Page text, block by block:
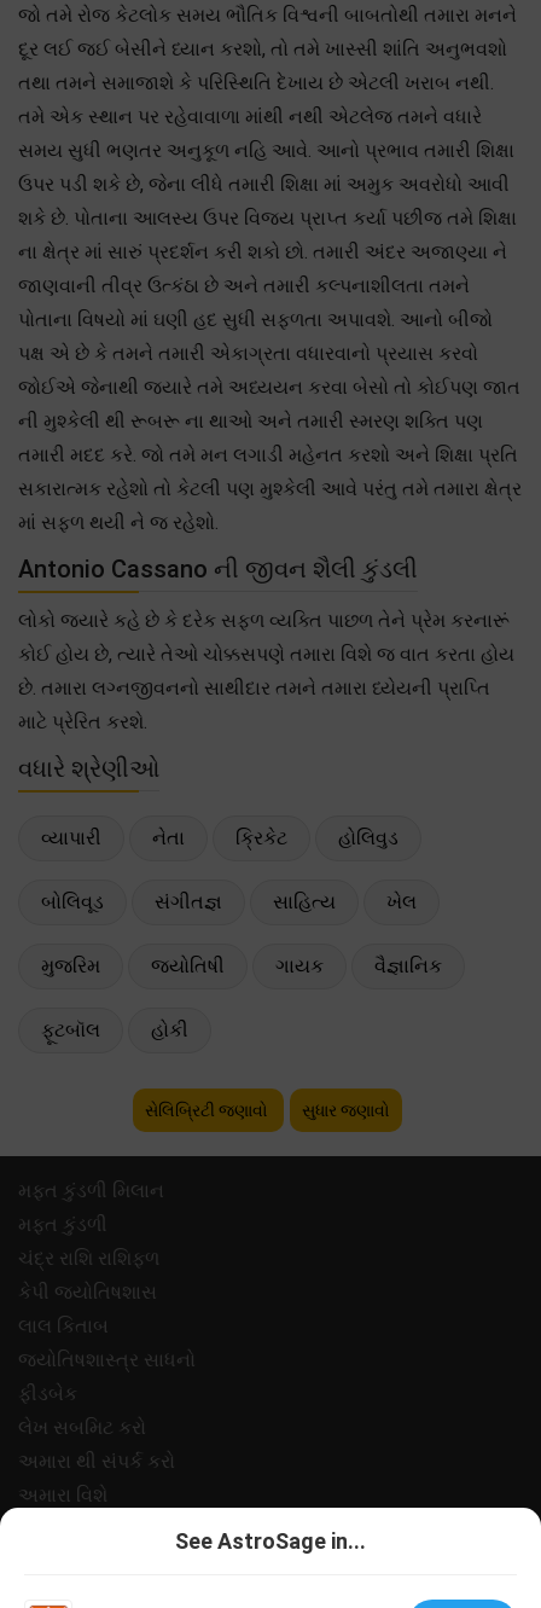
જો તમે રોજ કેટલોક સમય ભૌતિક વિશ્વની બાબતોથી તમારા મનને
દૂર લઈ જઈ બેસીને ધ્યાન કરશો, તો તમે ખાસ્સી શાંતિ અનુભવશો
તથા તમને સમાજાશે કે પરિસ્થિતિ દેખાય છે એટલી ખરાબ નથી.
તમે એક સ્થાન પર રહેવાવાળા માંથી નથી એટલેજ તમને વધારે
સમય સુધી ભણતર અનુકૂળ નહિ આવે. આનો પ્રભાવ તમારી શિક્ષા
ઉપર પડી શકે છે, જેના લીધે તમારી શિક્ષા માં અમુક અવરોધો આવી
શકે છે. પોતાના આલસ્ય ઉપર વિજય પ્રાપ્ત કર્યા પછીજ તમે શિક્ષા
ના ક્ષેત્ર માં સારું પ્રદર્શન કરી શકો છો. તમારી અંદર અજાણ્યા ને
જાણવાની તીવ્ર ઉત્કંઠા છે અને તમારી કલ્પનાશીલતા તમને
પોતાના વિષયો માં ઘણી હદ સુધી સફળતા અપાવશે. આનો બીજો
પક્ષ એ છે કે તમને તમારી એકાગ્રતા વધારવાનો પ્રયાસ કરવો
જોઈએ જેનાથી જયારે તમે અધ્યયન કરવા બેસો તો કોઈપણ જાત
ની મુશ્કેલી થી રૂબરૂ ના થાઓ અને તમારી સ્મરણ શક્તિ પણ
તમારી મદદ કરે. જો તમે મન લગાડી મહેનત કરશો અને શિક્ષા પ્રતિ
સકારાત્મક રહેશો તો કેટલી પણ મુશ્કેલી આવે પરંતુ તમે તમારા ક્ષેત્ર
માં સફળ થયી ને જ રહેશો.
Antonio Cassano ની જીવન શૈલી કુંડલી
લોકો જ્યારે કહે છે કે દરેક સફળ વ્યક્તિ પાછળ તેને પ્રેમ કરનારૂં
કોઈ હોય છે, ત્યારે તેઓ ચોક્કસપણે તમારા વિશે જ વાત કરતા હોય
છે. તમારા લગ્નજીવનનો સાથીદાર તમને તમારા ધ્યેયની પ્રાપ્તિ
માટે પ્રેરિત કરશે.
વધારે શ્રેણીઓ
વ્યાપારી નેતા ક્રિકેટ હોલિવુડ
બોલિવૂડ સંગીતજ્ઞ સાહિત્ય ખેલ
મુજરિમ જ્યોતિષી ગાયક વૈજ્ઞાનિક
ફૂટબૉલ હોકી
સેલિબ્રિટી જણાવો સુધાર જણાવો
મફ્ત કુંડળી મિલાન
મફ્ત કુંડળી
ચંદ્ર રાશિ રાશિફળ
કેપી જ્યોતિષશાસ
લાલ કિતાબ
જ્યોતિષશાસ્ત્ર સાધનો
ફીડબેક
લેખ સબમિટ કરો
અમારા થી સંપર્ક કરો
અમારા વિશે
See AstroSage in...